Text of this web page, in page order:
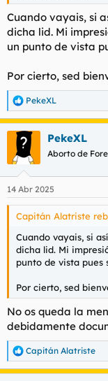
Cuando vayais, si
dicha lid. Mi
un punto de vista
Por cierto, sed
R
e
a
i
e
s
PekeXL
PekeXL
Aborto de
14 Abr 2025
Capitán Alatriste
Cuando vayais, si
dicha lid. Mi
punto de vista pues
Por cierto, sed
No os queda la
debidamente
R
e
a
Capitán Alatriste